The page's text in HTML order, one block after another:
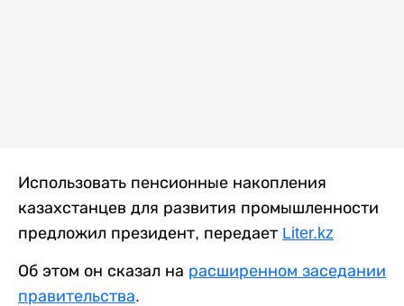
Использовать пенсионные накопления
казахстанцев для развития промышленности
предложил президент, передает Liter.kz
Об этом он сказал на расширенном заседании
правительства.